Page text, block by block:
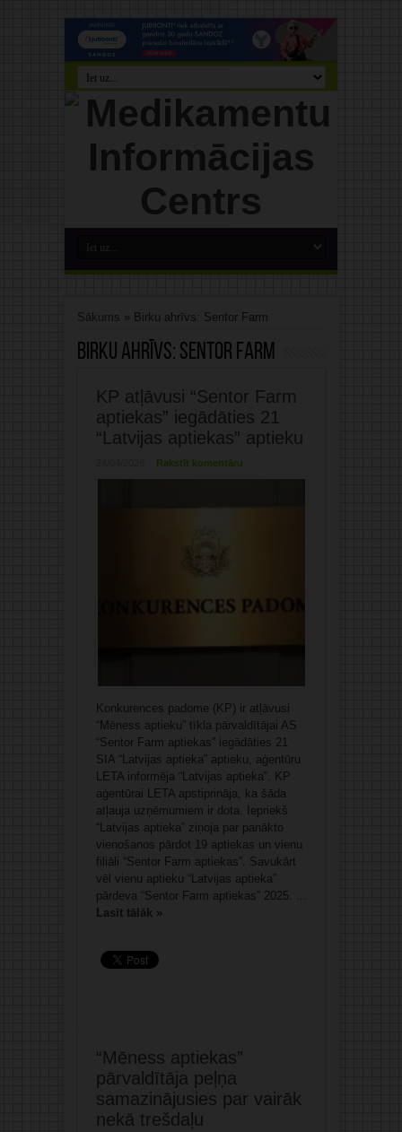
Sākums » Birku ahrīvs: Sentor Farm
Birku ahrīvs: Sentor Farm
KP atļāvusi “Sentor Farm
aptiekas” iegādāties 21
“Latvijas aptiekas” aptieku
Rakstīt komentāru
Konkurences padome (KP) ir atļāvusi
“Mēness aptieku” tīkla pārvaldītājai AS
“Sentor Farm aptiekas” iegādāties 21
SIA “Latvijas aptieka” aptieku, aģentūru
LETA informēja “Latvijas aptieka”. KP
aģentūrai LETA apstiprināja, ka šāda
atļauja uzņēmumiem ir dota. Iepriekš
“Latvijas aptieka” ziņoja par panākto
vienošanos pārdot 19 aptiekas un vienu
filiāli “Sentor Farm aptiekas”. Savukārt
vēl vienu aptieku “Latvijas aptieka”
pārdeva “Sentor Farm aptiekas” 2025. ...
Lasīt tālāk »
“Mēness aptiekas”
pārvaldītāja peļņa
samazinājusies par vairāk
nekā trešdaļu